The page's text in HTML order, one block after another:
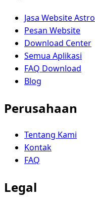
Jasa Website Astro
Pesan Website
Download Center
Semua Aplikasi
FAQ Download
Blog
Perusahaan
Tentang Kami
Kontak
FAQ
Legal